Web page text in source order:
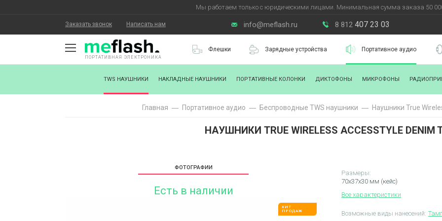
Мы работаем только с юридическими лицами. Минимальная сумма заказа 50
Заказать звонок Написать нам info@meflash.ru 8 812407 23 03
КАК КУПИТЬ
ПОРТАТИВНАЯ ЭЛЕКТРОНИКА
Флешки Зарядные устройства Портативное аудио
TWS НАУШНИКИ НАКЛАДНЫЕ НАУШНИКИ ПОРТАТИВНЫЕ КОЛОНКИ ДИКТОФОНЫ МИКРОФОНЫ
Главная Портативное аудио Беспроводные TWS наушники Наушники True
НАУШНИКИ TRUE WIRELESS ACCESSTYLE DENIM
ФОТОГРАФИИ
Есть в наличии
ХИТ
ПРОДАЖ
Размеры:
70x37x30 мм (кейс)
Все характеристики
Возможные виды нанесений: